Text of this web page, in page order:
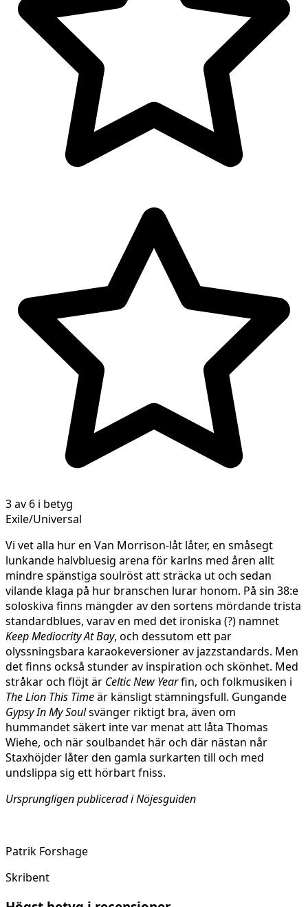
3 av 6 i betyg
Exile/Universal
Vi vet alla hur en Van Morrison-låt låter, en småsegt
lunkande halvbluesig arena för karlns med åren allt
mindre spänstiga soulröst att sträcka ut och sedan
vilande klaga på hur branschen lurar honom. På sin 38:e
soloskiva finns mängder av den sortens mördande trista
standardblues, varav en med det ironiska (?) namnet
Keep Mediocrity At Bay, och dessutom ett par
olyssningsbara karaokeversioner av jazzstandards. Men
det finns också stunder av inspiration och skönhet. Med
stråkar och flöjt är Celtic New Yearfin, och folkmusiken i
The Lion This Timeär känsligt stämningsfull. Gungande
Gypsy In My Soulsvänger riktigt bra, även om
hummandet säkert inte var menat att låta Thomas
Wiehe, och när soulbandet här och där nästan når
Staxhöjder låter den gamla surkarten till och med
undslippa sig ett hörbart fniss.
Ursprungligen publicerad i Nöjesguiden
Patrik Forshage
Skribent